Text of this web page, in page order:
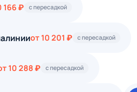
166 ₽ с пересадкой
от 10 201 ₽ с пересадкой
10 288 ₽ с пересадкой